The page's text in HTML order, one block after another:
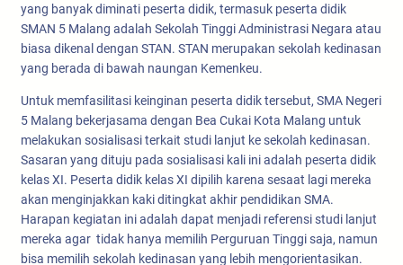
yang banyak diminati peserta didik, termasuk peserta didik
SMAN 5 Malang adalah Sekolah Tinggi Administrasi Negara atau
biasa dikenal dengan STAN. STAN merupakan sekolah kedinasan
yang berada di bawah naungan Kemenkeu.
Untuk memfasilitasi keinginan peserta didik tersebut, SMA Negeri
5 Malang bekerjasama dengan Bea Cukai Kota Malang untuk
melakukan sosialisasi terkait studi lanjut ke sekolah kedinasan.
Sasaran yang dituju pada sosialisasi kali ini adalah peserta didik
kelas XI. Peserta didik kelas XI dipilih karena sesaat lagi mereka
akan menginjakkan kaki ditingkat akhir pendidikan SMA.
Harapan kegiatan ini adalah dapat menjadi referensi studi lanjut
mereka agar tidak hanya memilih Perguruan Tinggi saja, namun
bisa memilih sekolah kedinasan yang lebih mengorientasikan.